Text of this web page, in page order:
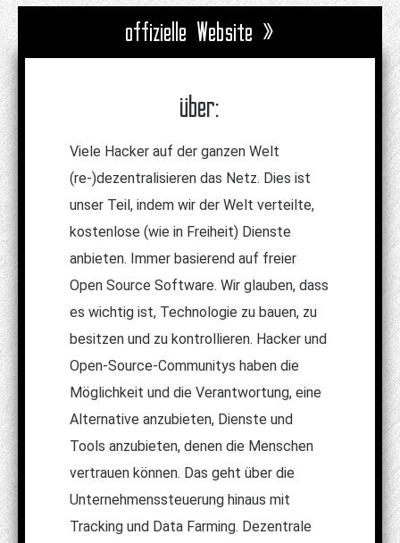
offizielle Website »
über:
Viele Hacker auf der ganzen Welt
(re-)dezentralisieren das Netz. Dies ist
unser Teil, indem wir der Welt verteilte,
kostenlose (wie in Freiheit) Dienste
anbieten. Immer basierend auf freier
Open Source Software. Wir glauben, dass
es wichtig ist, Technologie zu bauen, zu
besitzen und zu kontrollieren. Hacker und
Open-Source-Communitys haben die
Möglichkeit und die Verantwortung, eine
Alternative anzubieten, Dienste und
Tools anzubieten, denen die Menschen
vertrauen können. Das geht über die
Unternehmenssteuerung hinaus mit
Tracking und Data Farming. Dezentrale